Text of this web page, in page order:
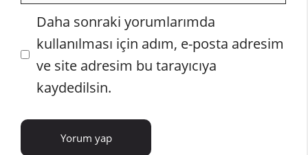
İnternet
sitesi
Daha sonraki yorumlarımda
kullanılması için adım, e-posta adresim
ve site adresim bu tarayıcıya
kaydedilsin.